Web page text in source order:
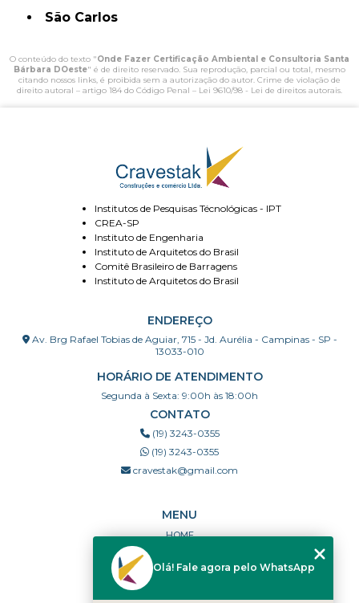
São Carlos
O conteúdo do texto "Onde Fazer Certificação Ambiental e Consultoria Santa
Bárbara DOeste" é de direito reservado. Sua reprodução, parcial ou total, mesmo
citando nossos links, é proibida sem a autorização do autor. Crime de violação de
direito autoral – artigo 184 do Código Penal – Lei 9610/98 - Lei de direitos autorais
Institutos de Pesquisas Técnológicas - IPT
CREA-SP
Instituto de Engenharia
Instituto de Arquitetos do Brasil
Comitê Brasileiro de Barragens
Instituto de Arquitetos do Brasil
ENDEREÇO
Av. Brg Rafael Tobias de Aguiar, 715 - Jd. Aurélia - Campinas - SP -
13033-010
HORÁRIO DE ATENDIMENTO
Segunda à Sexta: 9:00h às 18:00h
CONTATO
(19) 3243-0355
(19) 3243-0355
cravestak@gmail.com
MENU
HOME
PORTFÓLIO
DÚVIDAS FREQUENTES
Olá! Fale agora pelo WhatsApp